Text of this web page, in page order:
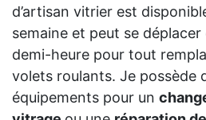
d’artisan vitrier est
semaine et peut se déplacer
demi-heure pour tout
volets roulants. Je possède
équipements pour un